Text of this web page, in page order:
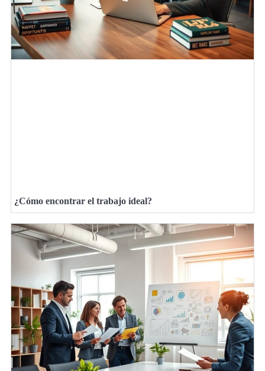
¿Cómo encontrar el trabajo ideal?